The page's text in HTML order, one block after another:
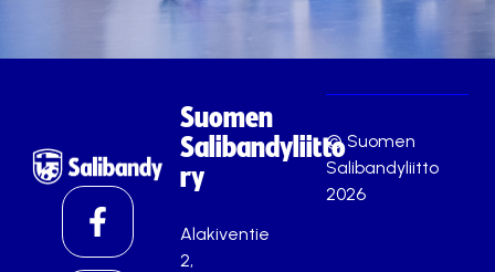
Suomen
Salibandyliitto
ry
Alakiventie
2,
© Suomen
Salibandyliitto
2026